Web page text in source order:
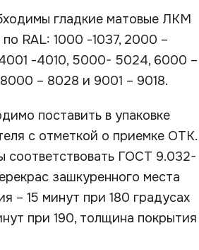
гладкие матовые ЛКМ
RAL: 1000 -1037, 2000 –
-4010, 5000- 5024, 6000 –
– 8028 и 9001 – 9018.
поставить в упаковке
с отметкой о приемке ОТК.
ГОСТ 9.032-
зашкуренного места
– 15 минут при 180 градусах
при 190, толщина покрытия